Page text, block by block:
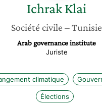
IchrakKlai
Société civile – Tunisie
Arab governance institute
Juriste
climatique
Élections